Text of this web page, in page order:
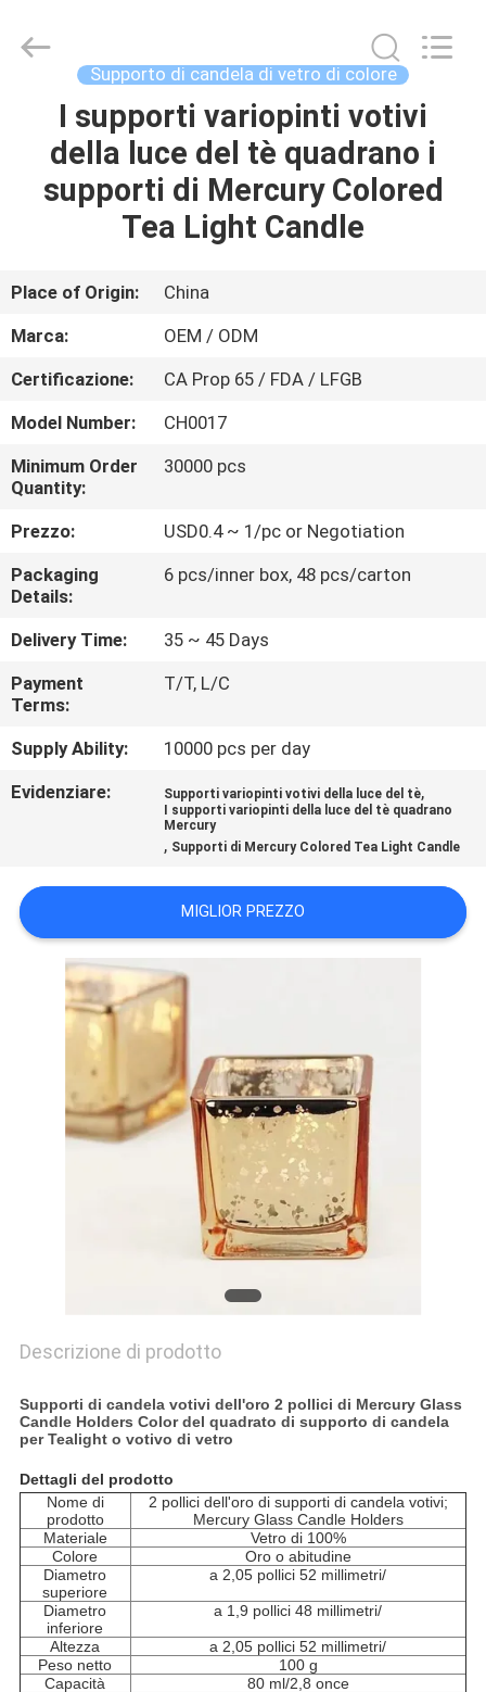
CASA
PRODOTTI
CIRCA
GIRO
DELLA
FABBRICA
CONTROLLO
DI
QUALITÀ
CONTATTICI
BLOG
DEL
SITO
PRIVACY
POLICY
HOME
PRODUCTS
Supporto di candela di vetro di colore
I supporti variopinti votivi
della luce del tè quadrano i
supporti di Mercury Colored
Tea Light Candle
Place of Origin:
China
Marca:
OEM / ODM
Certificazione:
CA Prop 65 / FDA / LFGB
Model Number:
CH0017
Minimum Order
Quantity:
30000 pcs
Prezzo:
USD0.4 ~ 1/pc or Negotiation
Packaging
Details:
6 pcs/inner box, 48 pcs/carton
Delivery Time:
35 ~ 45 Days
Payment
Terms:
T/T, L/C
Supply Ability:
10000 pcs per day
Evidenziare:
Supporti variopinti votivi della luce del tè,
I supporti variopinti della luce del tè quadrano
Mercury
, Supporti di Mercury Colored Tea Light Candle
MIGLIOR PREZZO
Descrizione di prodotto
Supporti di candela votivi dell'oro 2 pollici di Mercury Glass
Candle Holders Color del quadrato di supporto di candela
per Tealight o votivo di vetro
Dettagli del prodotto
Nome di
prodotto
2 pollici dell'oro di supporti di candela votivi;
Mercury Glass Candle Holders
Materiale
Vetro di 100%
Colore
Oro o abitudine
Diametro
superiore
a 2,05 pollici 52 millimetri/
Diametro
inferiore
a 1,9 pollici 48 millimetri/
Altezza
a 2,05 pollici 52 millimetri/
Peso netto
100 g
Capacità
80 ml/2,8 once